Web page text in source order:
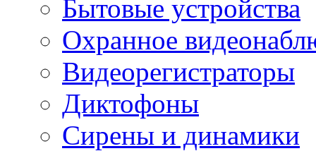
Бытовые устройства
Охранное
Видеорегистраторы
Диктофоны
Сирены и динамики